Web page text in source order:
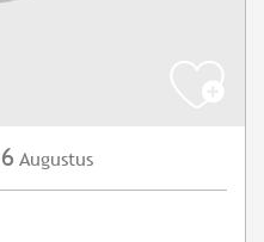
6 Augustus